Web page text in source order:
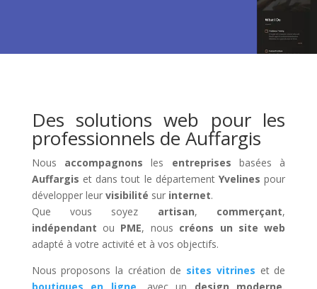
Des solutions web pour les
professionnels de Auffargis
Nous accompagnons les entreprises basées à
Auffargis et dans tout le départementYvelines pour
développer leur visibilité sur internet.
Que vous soyez artisan, commerçant,
indépendant ou PME, nous créons un site web
adapté à votre activité et à vos objectifs.
Nous proposons la création de sites vitrines et de